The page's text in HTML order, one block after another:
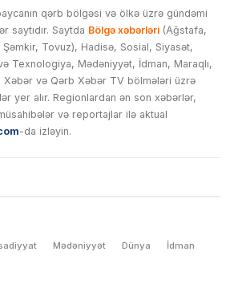
qərb bölgəsi və ölkə üzrə gündəmi
saytıdır. Saytda Bölgə xəbərləri (Ağstafa,
Tovuz), Hadisə, Sosial, Siyasət,
Texnologiya, Mədəniyyət, İdman, Maraqlı,
Xəbər və Qərb Xəbər TV bölmələri üzrə
yer alır. Regionlardan ən son xəbərlər,
və reportajlar ilə aktual
-da izləyin.
Mədəniyyət Dünya İdman